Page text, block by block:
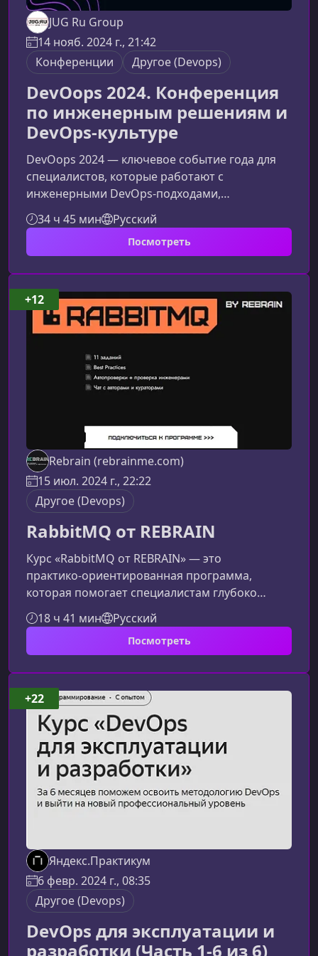
JUG Ru Group
14 нояб. 2024 г., 21:42
Конференции
Другое (Devops)
DevOops 2024. Конференция
по инженерным решениям и
DevOps-культуре
DevOops 2024 — ключевое событие года для
специалистов, которые работают с
инженерными DevOps‑подходами,
автоматизацией процессов и построением
зрелой технологической культуры.
Многоуровневые доклады, практические
уровня делают конференцию обязательной
для посещения всем, кто стремится развивать
инфраструктуру и ускорять процессы доставки
ПО.Что представляет собой DevOops
34 ч 45 мин Русский
Посмотреть
Rebrain (rebrainme.com)
15 июл. 2024 г., 22:22
Другое (Devops)
RabbitMQ от REBRAIN
Курс «RabbitMQ от REBRAIN» — это
практико‑ориентированная программа,
которая помогает специалистам глубоко
освоить очереди сообщений, понять тонкости
AMQP и научиться проектировать надежные
системы обмена данными. Материал подаётся
продвинутых сценариев эксплуатации
RabbitMQ в продакшене.Кому подойдёт
курсОбучение рассчитано на тех, кто работает
с распределёнными системами, контейнерами
и сетевыми сервис
18 ч 41 мин Русский
Посмотреть
+12
Яндекс.Практикум
6 февр. 2024 г., 08:35
Другое (Devops)
DevOps для эксплуатации и
разработки (Часть 1-6 из 6)
+22